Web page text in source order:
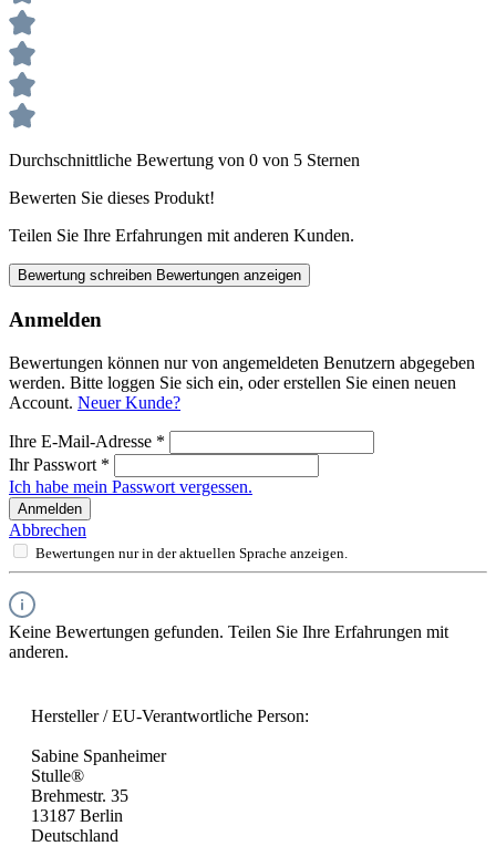
Durchschnittliche Bewertung von 0 von 5 Sternen
Bewerten Sie dieses Produkt!
Teilen Sie Ihre Erfahrungen mit anderen Kunden.
Bewertung schreiben Bewertungen anzeigen
Anmelden
Bewertungen können nur von angemeldeten Benutzern abgegeben
werden. Bitte loggen Sie sich ein, oder erstellen Sie einen neuen
Account. Neuer Kunde?
Ihre E-Mail-Adresse *
Ihr Passwort *
Ich habe mein Passwort vergessen.
Anmelden
Abbrechen
Bewertungen nur in der aktuellen Sprache anzeigen.
Keine Bewertungen gefunden. Teilen Sie Ihre Erfahrungen mit
anderen.
Hersteller / EU-Verantwortliche Person:
Sabine Spanheimer
Stulle®
Brehmestr. 35
13187 Berlin
Deutschland